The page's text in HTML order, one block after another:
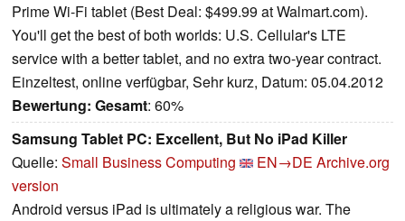
Prime Wi-Fi tablet (Best Deal: $499.99 at Walmart.com).
You'll get the best of both worlds: U.S. Cellular's LTE
service with a better tablet, and no extra two-year contract.
Einzeltest, online verfügbar, Sehr kurz, Datum: 05.04.2012
Bewertung: Gesamt: 60%
Samsung Tablet PC: Excellent, But No iPad Killer
Quelle: Small Business Computing EN→DE Archive.org
version
Android versus iPad is ultimately a religious war. The